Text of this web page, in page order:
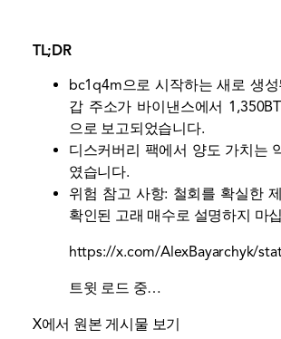
TL;DR
bc1q4m으로 시작하는 새로 생성
갑 주소가 바이낸스에서
으로 보고되었습니다.
디스커버리 팩에서 양도 가치는
였습니다.
위험 참고 사항: 철회를 확실한
확인된 고래 매수로 설명하지 마
https://x.com/AlexBayarchyk/
트윗 로드 중…
X에서 원본 게시물 보기